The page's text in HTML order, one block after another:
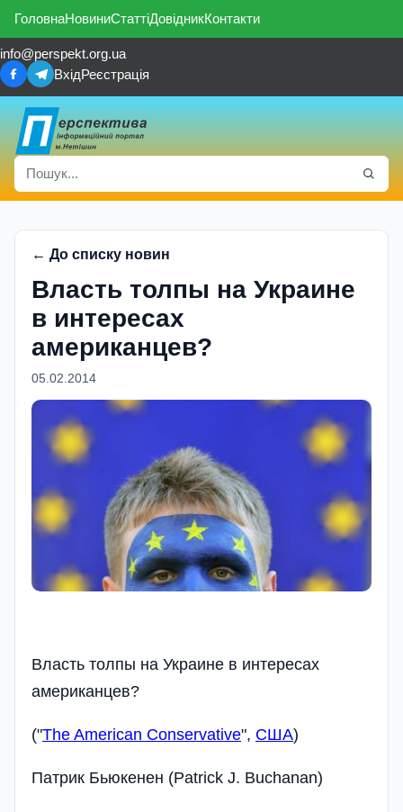
ГоловнаНовиниСтаттіДовідникКонтакти
info@perspekt.org.ua
ВхідРеєстрація
← До списку новин
Власть толпы на Украине
в интересах
американцев?
05.02.2014
Власть толпы на Украине в интересах
американцев?
("The American Conservative", США)
Патрик Бьюкенен (Patrick J. Buchanan)